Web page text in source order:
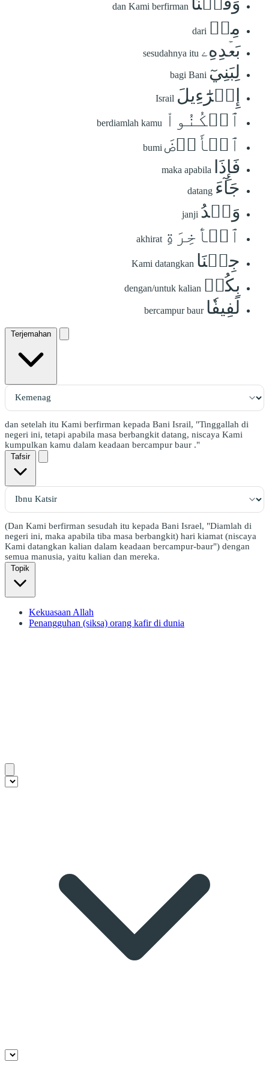
dan Kami berfirman
مِنۢ dari
بَعۡدِهِۦ sesudahnya itu
لِبَنِيٓ bagi Bani
إِسۡرَٰٓءِيلَ Israil
ٱسۡكُنُواْ berdiamlah kamu
ٱلۡأَرۡضَ bumi
فَإِذَا maka apabila
جَآءَ datang
وَعۡدُ janji
ٱلۡأٓخِرَةِ akhirat
جِئۡنَا Kami datangkan
بِكُمۡ dengan/untuk kalian
لَفِيفٗا bercampur baur
Terjemahan
dan setelah itu Kami berfirman kepada Bani Israil, "Tinggallah di
negeri ini, tetapi apabila masa berbangkit datang, niscaya Kami
kumpulkan kamu dalam keadaan bercampur baur ."
Tafsir
(Dan Kami berfirman sesudah itu kepada Bani Israel, "Diamlah di
negeri ini, maka apabila tiba masa berbangkit) hari kiamat (niscaya
Kami datangkan kalian dalam keadaan bercampur-baur") dengan
semua manusia, yaitu kalian dan mereka.
Topik
Kekuasaan Allah
Penangguhan (siksa) orang kafir di dunia